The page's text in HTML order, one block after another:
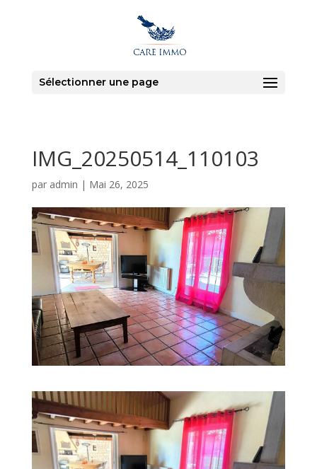
Sélectionner une page
IMG_20250514_110103
par admin | Mai 26, 2025